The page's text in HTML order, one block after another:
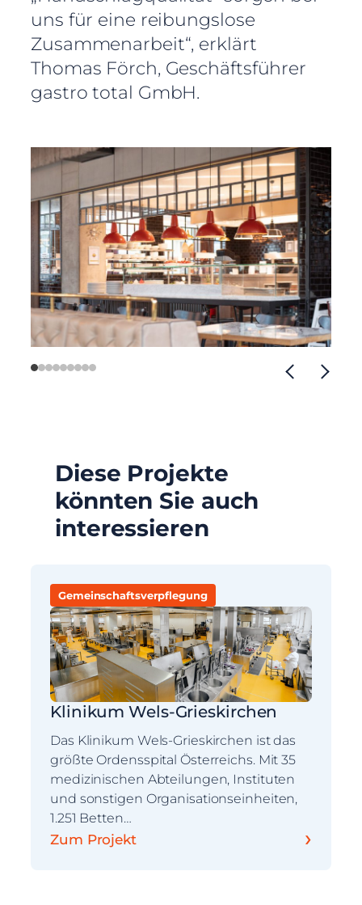
uns für eine reibungslose
Zusammenarbeit“, erklärt
Thomas Förch, Geschäftsführer
gastro total GmbH.
Diese Projekte
könnten Sie auch
interessieren
Gemeinschaftsverpflegung
Klinikum Wels-Grieskirchen
Das Klinikum Wels-Grieskirchen ist das
größte Ordensspital Österreichs. Mit 35
medizinischen Abteilungen, Instituten
und sonstigen Organisationseinheiten,
1.251 Betten…
Zum Projekt ›